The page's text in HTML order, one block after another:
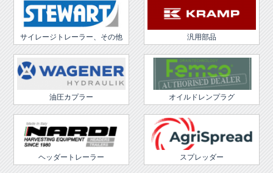
サイレージトレーラー、その他 汎用部品
油圧カプラー オイルドレンプラグ
ヘッダートレーラー スプレッダー